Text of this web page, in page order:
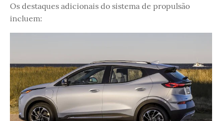
Os destaques adicionais do sistema de propulsão
incluem: